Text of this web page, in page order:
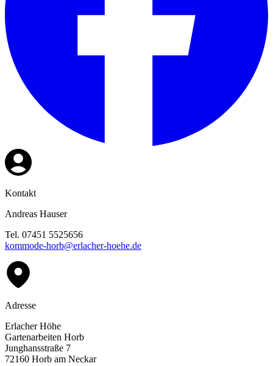
Kontakt
Andreas Hauser
Tel. 07451 5525656
kommode-horb@erlacher-hoehe.de
Adresse
Erlacher Höhe
Gartenarbeiten Horb
Junghansstraße 7
72160 Horb am Neckar